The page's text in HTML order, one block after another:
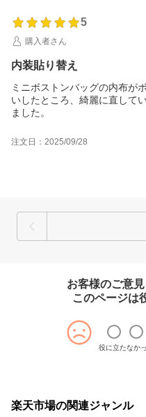
5
購入者さん
内装貼り替え
ミニボストンバッグの内布が
いしたところ、綺麗に直して
ました。
注文日：2025/09/28
お客様のご意
このページは
役に立たなか
楽天市場の関連ジャンル